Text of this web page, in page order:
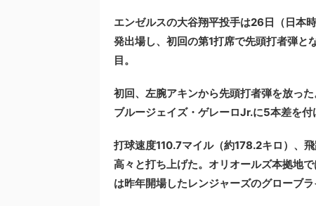
エンゼルスの大谷翔平投手は26日（日本
発出場し、初回の第1打席で先頭打者弾
目。
初回、左腕アキンから先頭打者弾を放っ
ブルージェイズ・ゲレーロJr.に5本差を付
打球速度110.7マイル（約178.2キロ）、
高々と打ち上げた。オリオールズ本拠地
は昨年開場したレンジャーズのグローブ